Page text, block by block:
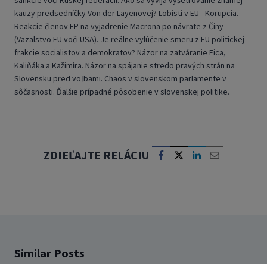
kauzy predsedníčky Von der Layenovej? Lobisti v EU - Korupcia.
Reakcie členov EP na vyjadrenie Macrona po návrate z Číny
(Vazalstvo EU voči USA). Je reálne vylúčenie smeru z EU politickej
frakcie socialistov a demokratov? Názor na zatváranie Fica,
Kaliňáka a Kažimíra. Názor na spájanie stredo pravých strán na
Slovensku pred voľbami. Chaos v slovenskom parlamente v
sôčasnosti. Ďalšie prípadné pôsobenie v slovenskej politike.
ZDIEĽAJTE RELÁCIU
Similar Posts